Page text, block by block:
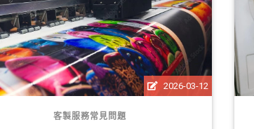
2026-03-12
客製服務常見問題